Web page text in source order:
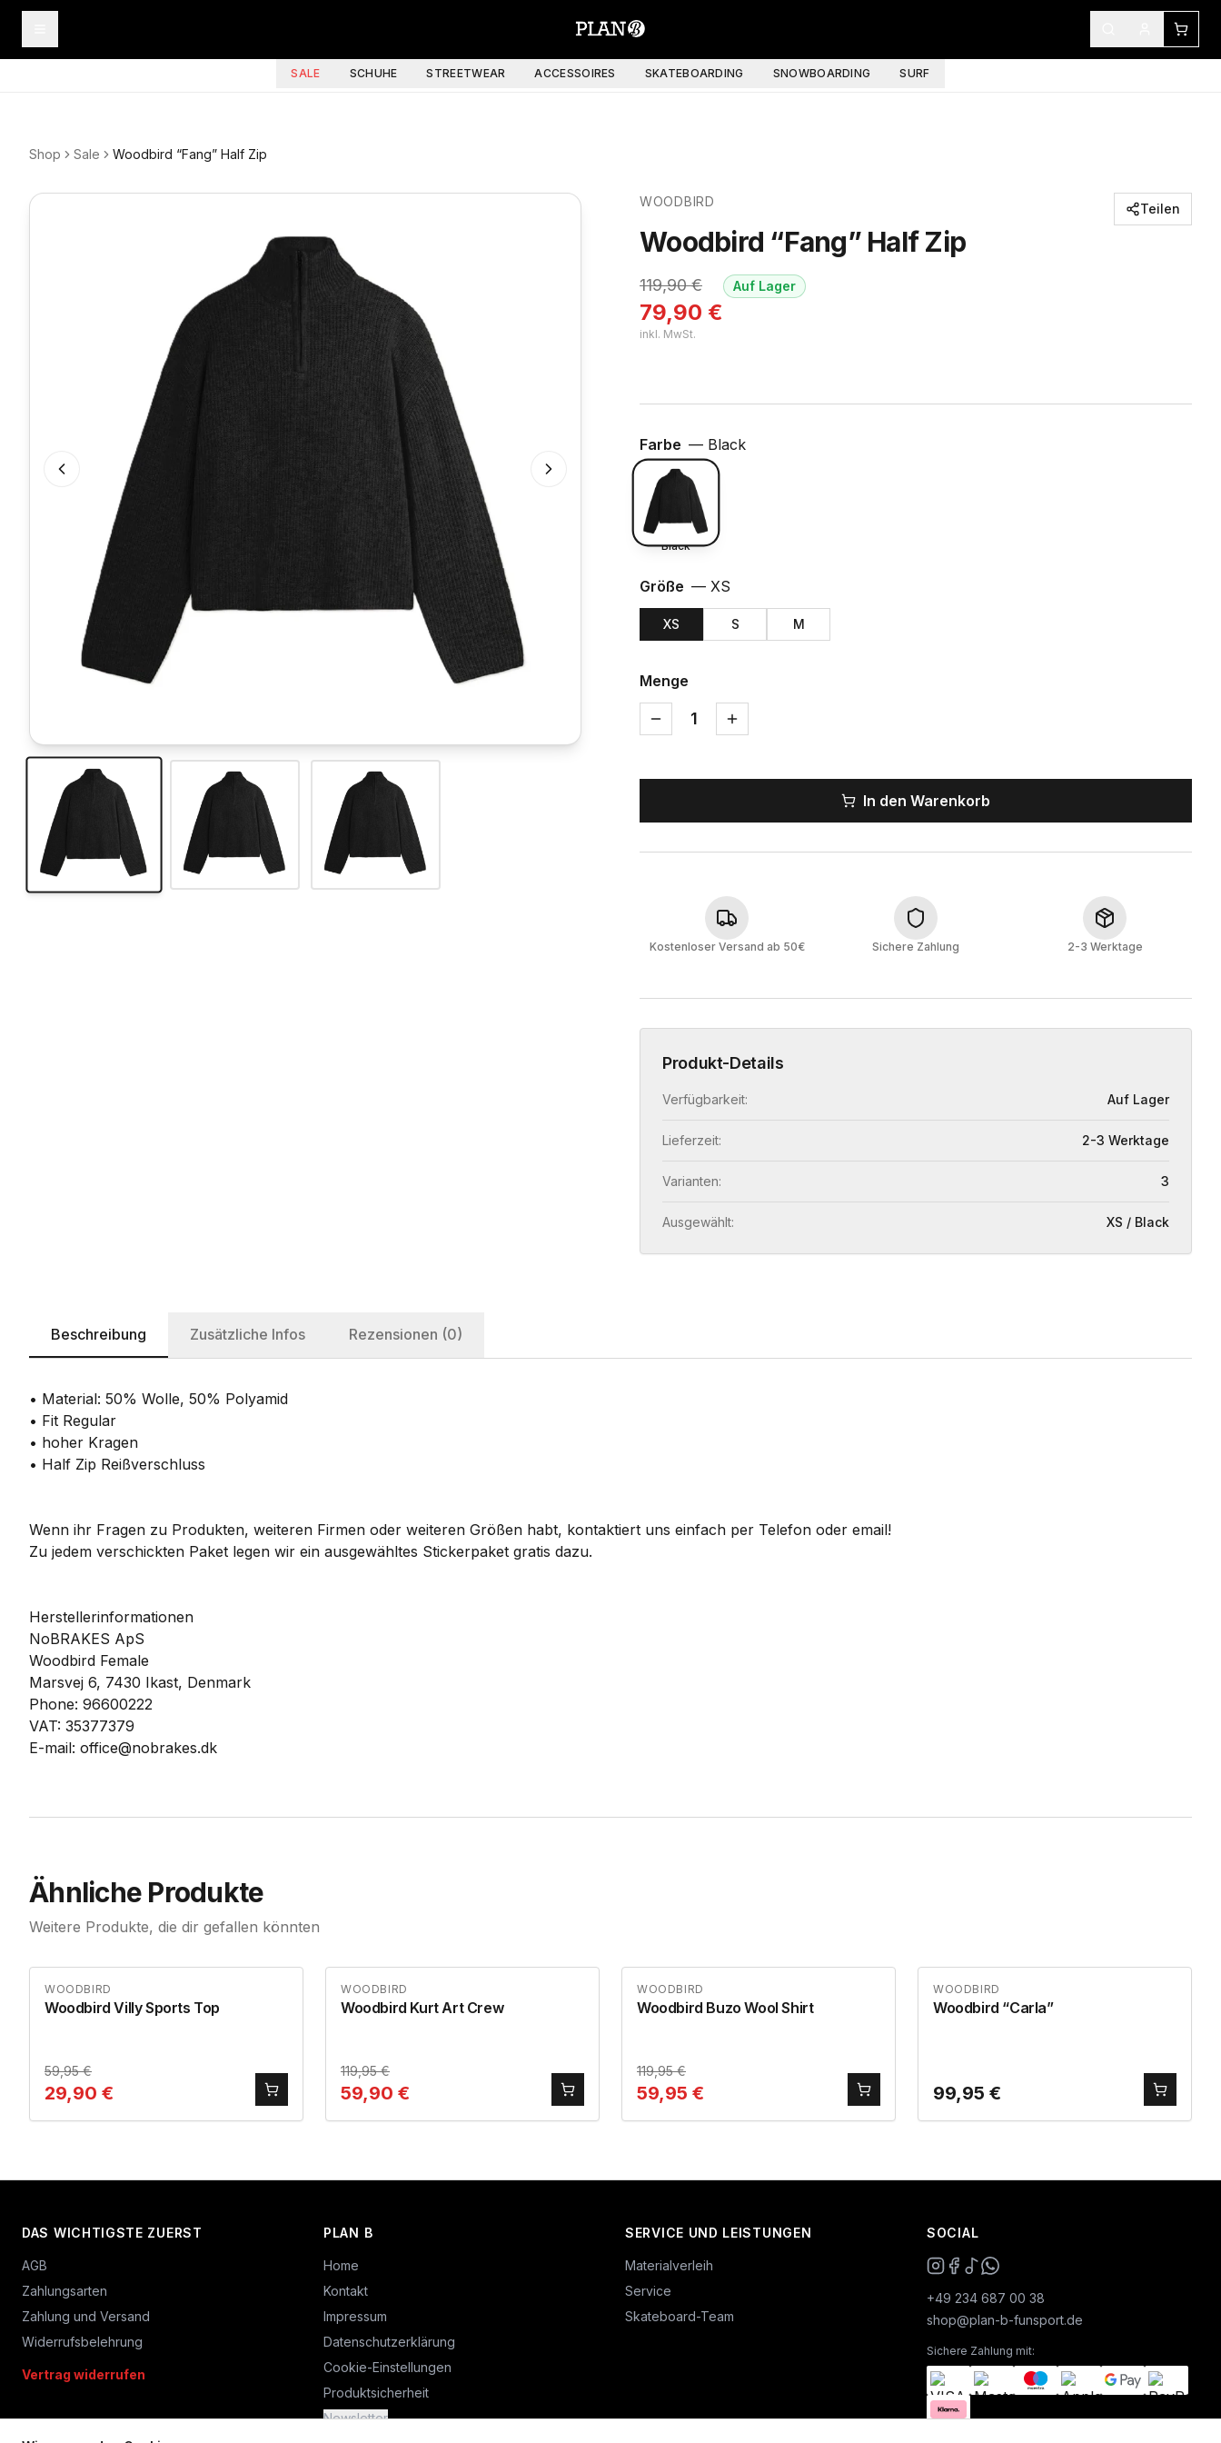
SALE SCHUHE STREETWEAR ACCESSOIRES SKATEBOARDING SNOWBOARDING SURF
Shop Sale Woodbird “Fang” Half Zip
WOODBIRD
Woodbird “Fang” Half Zip
119,90€
79,90 €
inkl. MwSt.
Auf Lager
Teilen
Farbe — Black
Black
Größe — XS
XS S M
Menge
1
In den Warenkorb
Kostenloser Versand ab 50€ Sichere Zahlung 2-3 Werktage
Produkt-Details
Verfügbarkeit: Auf Lager
Lieferzeit: 2-3 Werktage
Varianten: 3
Ausgewählt: XS / Black
Beschreibung Zusätzliche Infos Rezensionen (0)
• Material: 50% Wolle, 50% Polyamid
• Fit Regular
• hoher Kragen
• Half Zip Reißverschluss
Wenn ihr Fragen zu Produkten, weiteren Firmen oder weiteren Größen habt, kontaktiert uns einfach per Telefon oder email!
Zu jedem verschickten Paket legen wir ein ausgewähltes Stickerpaket gratis dazu.
Herstellerinformationen
NoBRAKES ApS
Woodbird Female
Marsvej 6, 7430 Ikast, Denmark
Phone: 96600222
VAT: 35377379
E-mail: office@nobrakes.dk
Ähnliche Produkte
Weitere Produkte, die dir gefallen könnten
WOODBIRD
Woodbird Villy Sports Top
59,95€
29,90 €
WOODBIRD
Woodbird Kurt Art Crew
119,95€
59,90 €
WOODBIRD
Woodbird Buzo Wool Shirt
119,95€
59,95 €
WOODBIRD
Woodbird “Carla”
99,95 €
DAS WICHTIGSTE ZUERST
AGB
Zahlungsarten
Zahlung und Versand
Widerrufsbelehrung
Vertrag widerrufen
PLAN B
Home
Kontakt
Impressum
Datenschutzerklärung
Cookie-Einstellungen
Produktsicherheit
Newsletter
SERVICE UND LEISTUNGEN
Materialverleih
Service
Skateboard-Team
SOCIAL
+49 234 687 00 38
shop@plan-b-funsport.de
Sichere Zahlung mit: